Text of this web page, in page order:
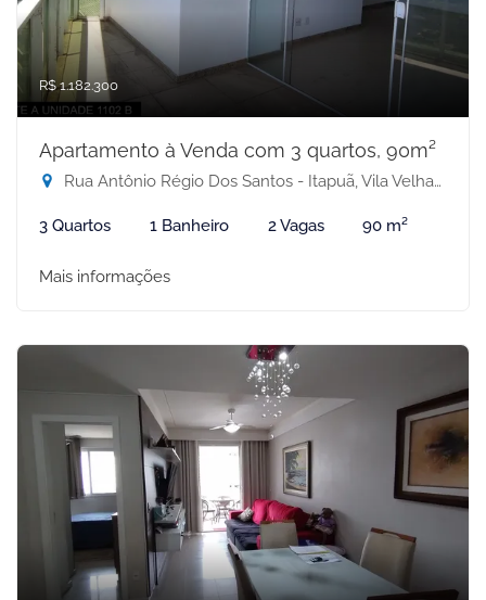
R$ 1.182.300
Apartamento à Venda com 3 quartos, 90m²
Rua Antônio Régio Dos Santos - Itapuã, Vila Velha-ES
3 Quartos 1 Banheiro 2 Vagas 90 m²
Mais informações